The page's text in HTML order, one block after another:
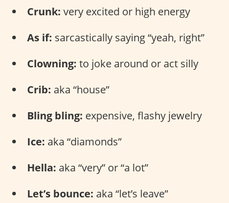
Crunk: very excited or high energy
As if: sarcastically saying “yeah, right”
Clowning: to joke around or act silly
Crib: aka “house”
Bling bling: expensive, flashy jewelry
Ice: aka “diamonds”
Hella: aka “very” or “a lot”
Let’s bounce: aka “let’s leave”